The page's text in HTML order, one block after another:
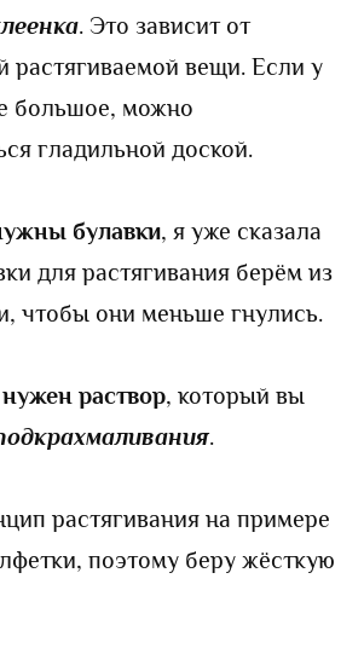
. Это зависит от
растягиваемой вещи. Если у
большое, можно
гладильной доской.
булавки, я уже сказала
для растягивания берём из
чтобы они меньше гнулись.
нужен раствор, который вы
.
растягивания на примере
поэтому беру жёсткую